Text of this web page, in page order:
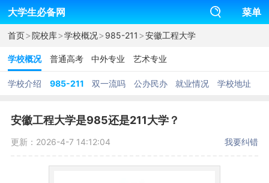
大学生必备网 菜单
首页>院校库>学校概况>985-211 >安徽工程大学
学校概况 普通高考 中外专业 艺术专业
学校介绍 985-211 双一流吗 公办民办 就业情况 学校地址
安徽工程大学是985还是211大学？
更新：2026-4-7 14:12:04 我要纠错